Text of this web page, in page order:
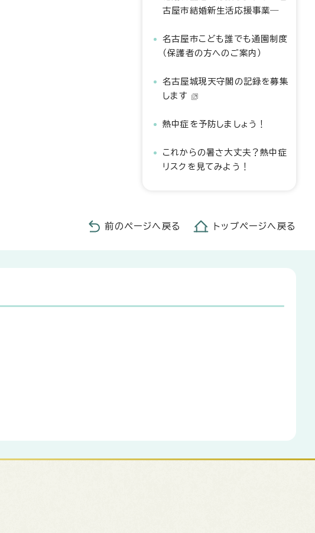
古屋市結婚新生活応援事業―
名古屋市こども誰でも通園制度
（保護者の方へのご案内）
名古屋城現天守閣の記録を募集
します
熱中症を予防しましょう！
これからの暑さ大丈夫？熱中症
リスクを見てみよう！
前のページへ戻る トップページへ戻る